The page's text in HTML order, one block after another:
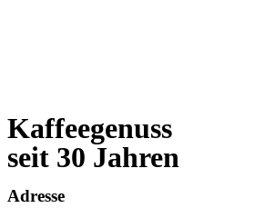
Kaffeegenuss
seit 30 Jahren
Adresse